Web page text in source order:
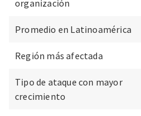
organización
Promedio en Latinoamérica
Región más afectada
Tipo de ataque con mayor
crecimiento